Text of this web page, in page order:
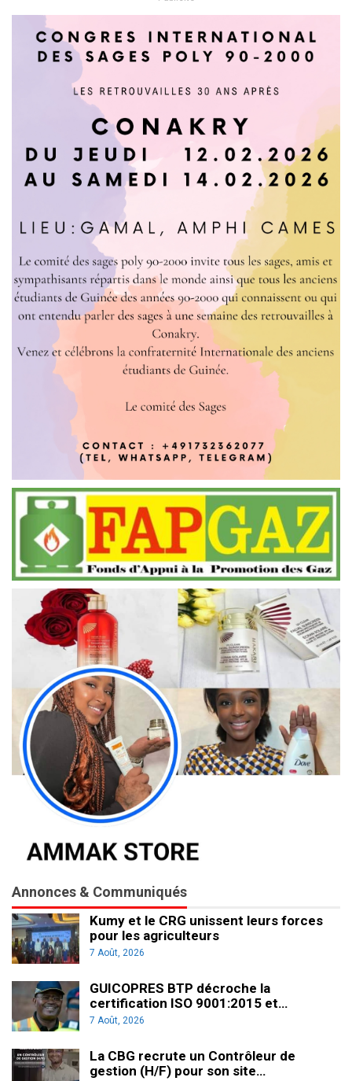
Annonces & Communiqués
Kumy et le CRG unissent leurs forces
pour les agriculteurs
7 Août, 2026
GUICOPRES BTP décroche la
certification ISO 9001:2015 et…
7 Août, 2026
La CBG recrute un Contrôleur de
gestion (H/F) pour son site…